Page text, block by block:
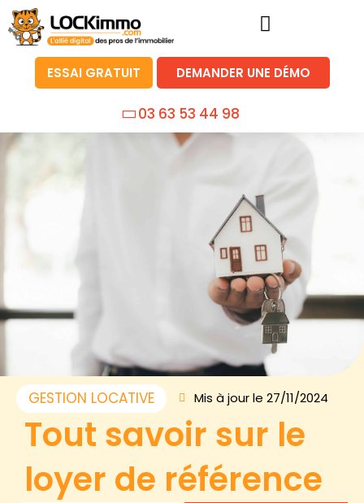
ESSAI GRATUIT DEMANDER UNE DÉMO
03 63 53 44 98
GESTION LOCATIVE Mis à jour le 27/11/2024
Tout savoir sur le
loyer de référence